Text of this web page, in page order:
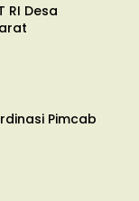
RI Desa
Pimcab